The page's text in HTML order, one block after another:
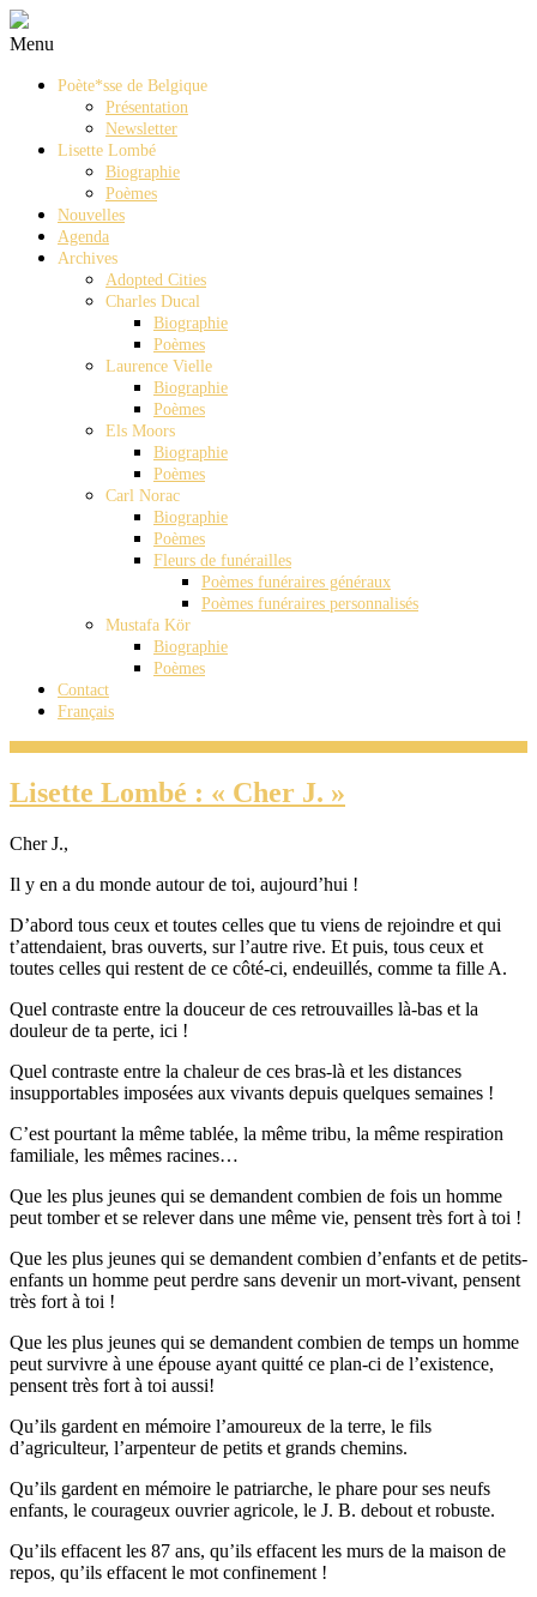
Menu
Poète*sse de Belgique
Présentation
Newsletter
Lisette Lombé
Biographie
Poèmes
Nouvelles
Agenda
Archives
Adopted Cities
Charles Ducal
Biographie
Poèmes
Laurence Vielle
Biographie
Poèmes
Els Moors
Biographie
Poèmes
Carl Norac
Biographie
Poèmes
Fleurs de funérailles
Poèmes funéraires généraux
Poèmes funéraires personnalisés
Mustafa Kör
Biographie
Poèmes
Contact
Français
Lisette Lombé : « Cher J. »
Cher J.,
Il y en a du monde autour de toi, aujourd’hui !
D’abord tous ceux et toutes celles que tu viens de rejoindre et qui
t’attendaient, bras ouverts, sur l’autre rive. Et puis, tous ceux et
toutes celles qui restent de ce côté-ci, endeuillés, comme ta fille A.
Quel contraste entre la douceur de ces retrouvailles là-bas et la
douleur de ta perte, ici !
Quel contraste entre la chaleur de ces bras-là et les distances
insupportables imposées aux vivants depuis quelques semaines !
C’est pourtant la même tablée, la même tribu, la même respiration
familiale, les mêmes racines…
Que les plus jeunes qui se demandent combien de fois un homme
peut tomber et se relever dans une même vie, pensent très fort à toi !
Que les plus jeunes qui se demandent combien d’enfants et de petits-
enfants un homme peut perdre sans devenir un mort-vivant, pensent
très fort à toi !
Que les plus jeunes qui se demandent combien de temps un homme
peut survivre à une épouse ayant quitté ce plan-ci de l’existence,
pensent très fort à toi aussi!
Qu’ils gardent en mémoire l’amoureux de la terre, le fils
d’agriculteur, l’arpenteur de petits et grands chemins.
Qu’ils gardent en mémoire le patriarche, le phare pour ses neufs
enfants, le courageux ouvrier agricole, le J. B. debout et robuste.
Qu’ils effacent les 87 ans, qu’ils effacent les murs de la maison de
repos, qu’ils effacent le mot confinement !